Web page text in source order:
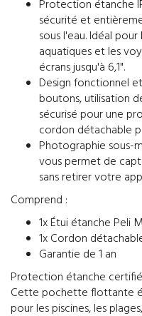
Protection étanche
sécurité et
sous l'eau. Idéal
aquatiques et les
écrans jusqu'à 6,1".
Design fonctionnel
boutons, utilisation
sécurisé pour une
cordon détachable
Photographie sous-
vous permet de
sans retirer votre
Comprend :
1x Étui étanche Peli
1x Cordon
Garantie de 1 an
Protection étanche
Cette pochette flottante
pour les piscines, les